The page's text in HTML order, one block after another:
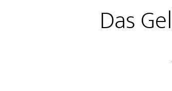
Das